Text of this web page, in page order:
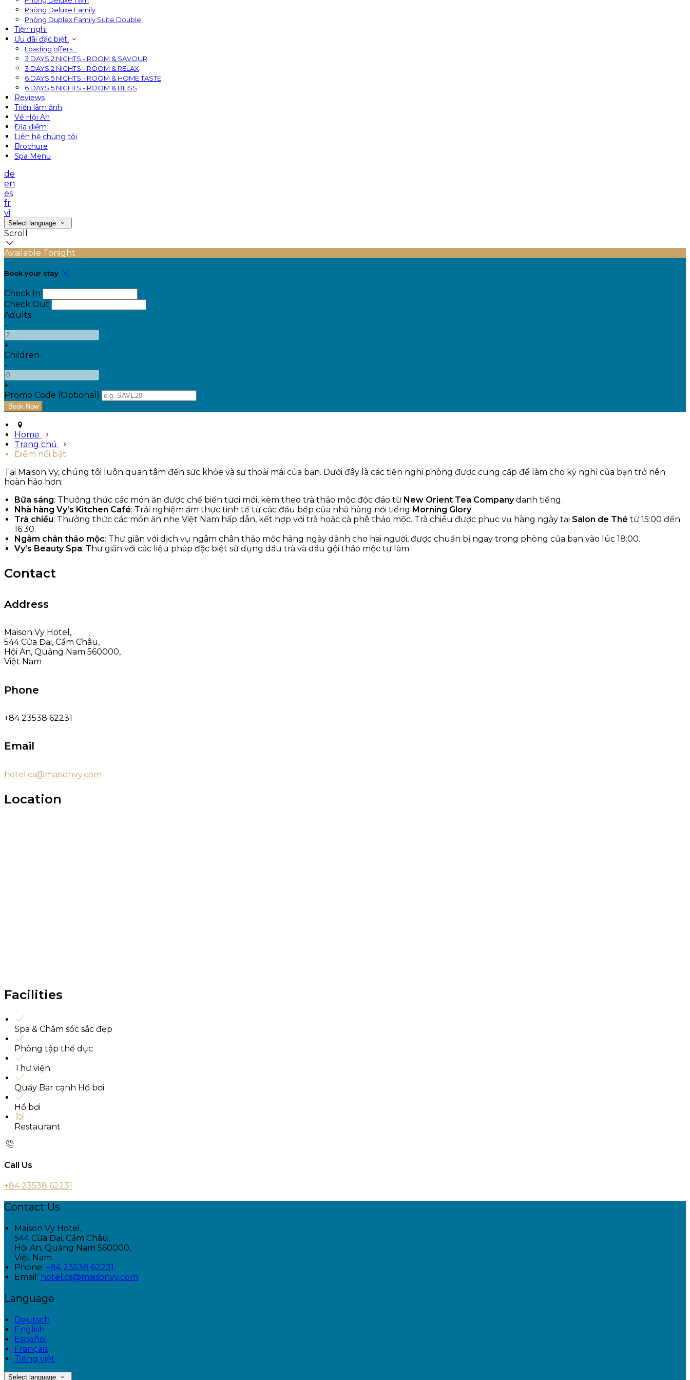
Phòng Deluxe Family
Phòng Duplex Family Suite Double
Tiện nghi
Ưu đãi đặc biệt
Loading offers…
3 DAYS 2 NIGHTS - ROOM & SAVOUR
3 DAYS 2 NIGHTS - ROOM & RELAX
6 DAYS 5 NIGHTS - ROOM & HOME TASTE
6 DAYS 5 NIGHTS - ROOM & BLISS
Reviews
Triển lãm ảnh
Về Hội An
Địa điểm
Liên hệ chúng tôi
Brochure
Spa Menu
de
en
es
fr
vi
Select language
Scroll
Available Tonight
Book your stay
Check In
Check Out
Adults
-
+
Children
-
+
Promo Code (Optional)
Home
Trang chủ
Điểm nổi bật
Tại Maison Vy, chúng tôi luôn quan tâm đến sức khỏe và sự thoải mái của bạn. Dưới đây là các tiện nghi phòng được cung cấp để làm cho kỳ nghỉ của bạn trở nên
hoàn hảo hơn:
Bữa sáng: Thưởng thức các món ăn được chế biến tươi mới, kèm theo trà thảo mộc độc đáo từ New Orient Tea Companydanh tiếng.
Nhà hàng Vy’s Kitchen Café: Trải nghiệm ẩm thực tinh tế từ các đầu bếp của nhà hàng nổi tiếng Morning Glory.
Trà chiều: Thưởng thức các món ăn nhẹ Việt Nam hấp dẫn, kết hợp với trà hoặc cà phê thảo mộc. Trà chiều được phục vụ hàng ngày tại Salon de Thé từ 15:00 đến
16:30.
Ngâm chân thảo mộc: Thư giãn với dịch vụ ngâm chân thảo mộc hàng ngày dành cho hai người, được chuẩn bị ngay trong phòng của bạn vào lúc 18:00.
Vy’s Beauty Spa: Thư giãn với các liệu pháp đặc biệt sử dụng dầu trà và dầu gội thảo mộc tự làm.
Contact
Address
Maison Vy Hotel,
544 Cửa Đại, Cẩm Châu,
Hội An, Quảng Nam 560000,
Việt Nam
Phone
+84 23538 62231
Email
hotel.cs@maisonvy.com
Location
Facilities
Spa & Chăm sóc sắc đẹp
Phòng tập thể dục
Thư viện
Quầy Bar cạnh Hồ bơi
Hồ bơi
Restaurant
Call Us
+84 23538 62231
Contact Us
Maison Vy Hotel,
544 Cửa Đại, Cẩm Châu,
Hội An, Quảng Nam 560000,
Việt Nam
Phone: +84 23538 62231
Email: hotel.cs@maisonvy.com
Language
Deutsch
English
Español
Français
Tiếng việt
Select language